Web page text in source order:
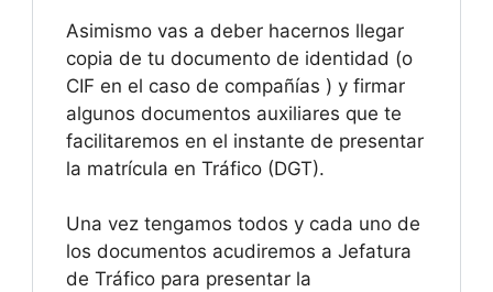
Asimismo vas a deber hacernos llegar
copia de tu documento de identidad (o
CIF en el caso de compañías ) y firmar
algunos documentos auxiliares que te
facilitaremos en el instante de presentar
la matrícula en Tráfico (DGT).
Una vez tengamos todos y cada uno de
los documentos acudiremos a Jefatura
de Tráfico para presentar la